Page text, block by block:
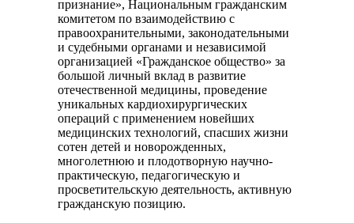
признание», Национальным гражданским
комитетом по взаимодействию с
правоохранительными, законодательными
и судебными органами и независимой
организацией «Гражданское общество» за
большой личный вклад в развитие
отечественной медицины, проведение
уникальных кардиохирургических
операций с применением новейших
медицинских технологий, спасших жизни
сотен детей и новорожденных,
многолетнюю и плодотворную научно-
практическую, педагогическую и
просветительскую деятельность, активную
гражданскую позицию.